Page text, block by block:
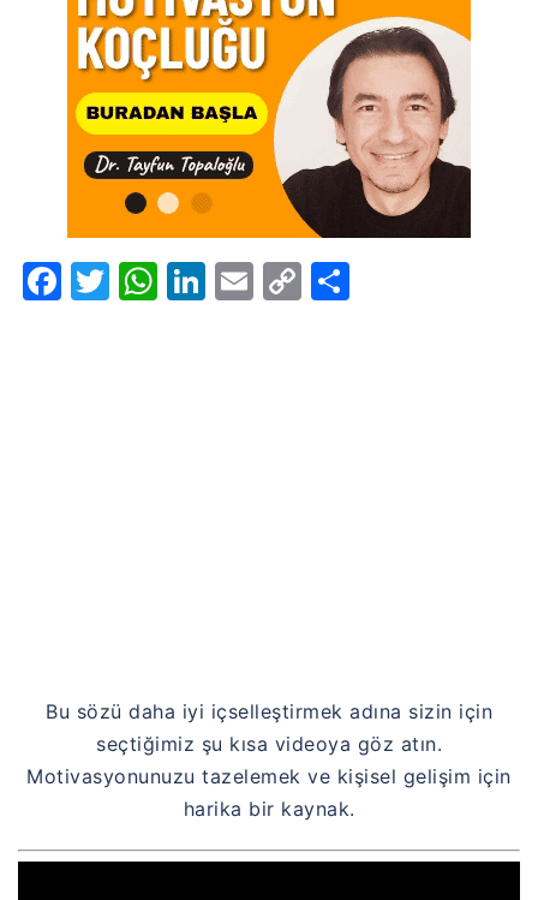
Facebook
Twitter
WhatsApp
LinkedIn
Email
Copy
Bu sözü daha iyi içselleştirmek adına sizin için
seçtiğimiz şu kısa videoya göz atın.
Motivasyonunuzu tazelemek ve kişisel gelişim için
harika bir kaynak.